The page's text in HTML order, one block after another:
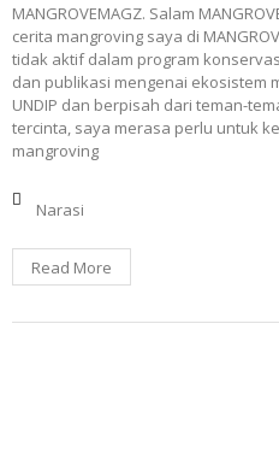
MANGROVEMAGZ. Salam
cerita mangroving saya di
tidak aktif dalam program
dan publikasi mengenai ekosistem
UNDIP dan berpisah dari teman-
tercinta, saya merasa perlu untuk
mangroving
Narasi
Read More